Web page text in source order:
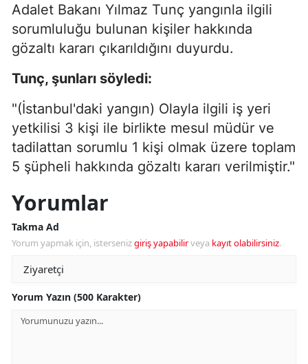
Adalet Bakanı Yılmaz Tunç yangınla ilgili
sorumluluğu bulunan kişiler hakkında
gözaltı kararı çıkarıldığını duyurdu.
Tunç, şunları söyledi:
"(İstanbul'daki yangın) Olayla ilgili iş yeri
yetkilisi 3 kişi ile birlikte mesul müdür ve
tadilattan sorumlu 1 kişi olmak üzere toplam
5 şüpheli hakkında gözaltı kararı verilmiştir."
Yorumlar
Takma Ad
Yorum yapmak için, istersenizgiriş yapabilirveya kayıt olabilirsiniz.
Yorum Yazın (500 Karakter)